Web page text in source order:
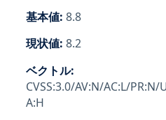
基本値: 8.8
現状値: 8.2
ベクトル:
CVSS:3.0/AV:N/AC:L/
A:H